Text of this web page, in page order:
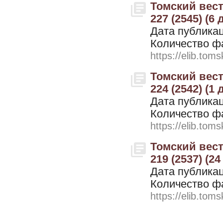
Томский
227 (2545) (6
Дата
Количество
https://
Томский
224 (2542) (1
Дата
Количество
https://
Томский
219 (2537)
Дата
Количество
https://